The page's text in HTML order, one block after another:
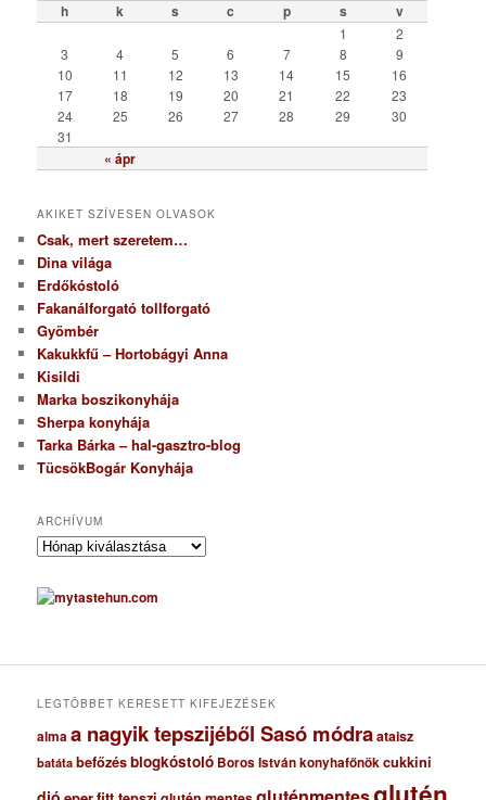
r
h k s c p s v
« ápr
1
2
3
4 5 6 7 8
9
10
11 12 13 14 15
16
17
18 19 20 21 22
23
24
25 26 27 28 29
30
31
AKIKET SZÍVESEN OLVASOK
Csak, mert szeretem…
Dina világa
Erdőkóstoló
Fakanálforgató tollforgató
Gyömbér
Kakukkfű – Hortobágyi Anna
Kisildi
Marka boszikonyhája
Sherpa konyhája
Tarka Bárka – hal-gasztro-blog
TücsökBogár Konyhája
ARCHÍVUM
A
c
h
u
LEGTÖBBET KERESETT KIFEJEZÉSEK
almaa nagyik tepszijéből Sasó módraataisz
batáta befőzésblogkóstoló Boros István konyhafőnökcukkini
glutén